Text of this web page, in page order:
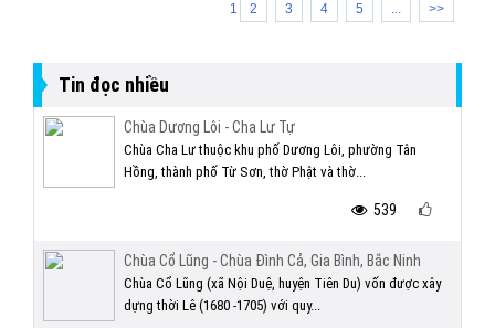
1 2 3 4 5 ... >>
Tin đọc nhiều
Chùa Dương Lôi - Cha Lư Tự
Chùa Cha Lư thuộc khu phố Dương Lôi, phường Tân
Hồng, thành phố Từ Sơn, thờ Phật và thờ...
539
Chùa Cổ Lũng - Chùa Đình Cả, Gia Bình, Bắc Ninh
Chùa Cổ Lũng (xã Nội Duệ, huyện Tiên Du) vốn được xây
dựng thời Lê (1680 -1705) với quy...